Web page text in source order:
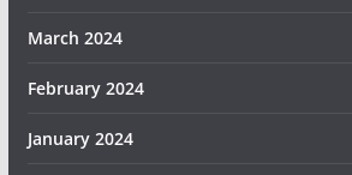
March 2024
February 2024
January 2024